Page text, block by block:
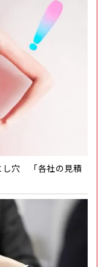
穴 「各社の見積